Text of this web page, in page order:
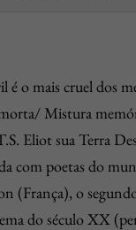
é o mais cruel dos
Mistura
Eliot sua Terra
com poetas do
(França), o
do século XX